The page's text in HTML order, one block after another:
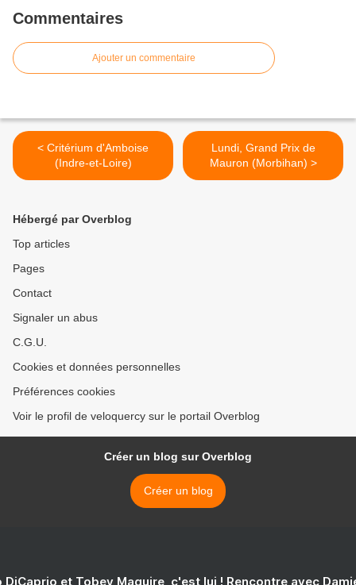
Commentaires
Ajouter un commentaire
< Critérium d'Amboise
(Indre-et-Loire)
Lundi, Grand Prix de
Mauron (Morbihan) >
Hébergé par Overblog
Top articles
Pages
Contact
Signaler un abus
C.G.U.
Cookies et données personnelles
Préférences cookies
Voir le profil de veloquercy sur le portail Overblog
Créer un blog sur Overblog
Créer un blog
DiCaprio et Tobey Maguire, c'est lui ! Rencontre avec